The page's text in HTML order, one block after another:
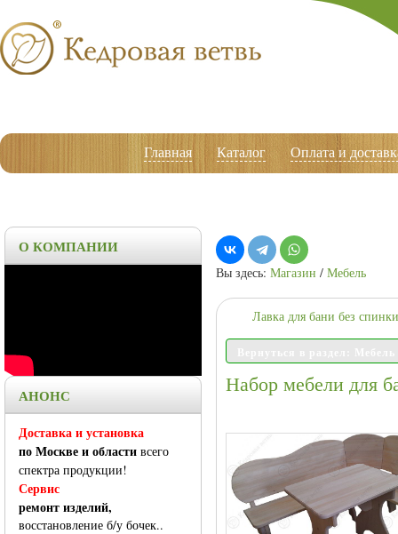
Главная Каталог Оплата и
О КОМПАНИИ
АНОНС
Доставка и установка
по Москве и области всего
спектра продукции!
Сервис
ремонт изделий,
восстановление б/у бочек..
Вы здесь: Магазин / Мебель
Лавка для бани без
Набор мебели для